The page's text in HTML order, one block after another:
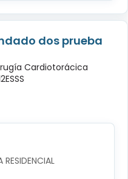
dos prueba
Cardiotorácica